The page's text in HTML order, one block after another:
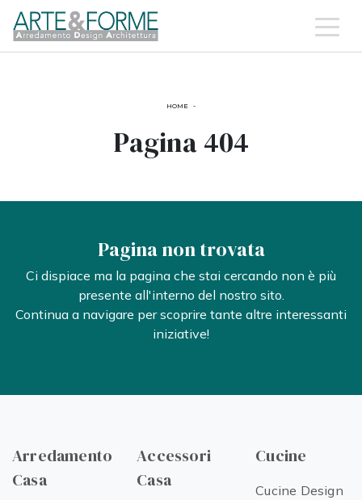
HOME -
Pagina 404
Pagina non trovata
Ci dispiace ma la pagina che stai cercando non è più
presente all'interno del nostro sito.
Continua a navigare per scoprire tante altre interessanti
iniziative!
Arredamento
Casa
Accessori
Casa
Cucine
Cucine Design